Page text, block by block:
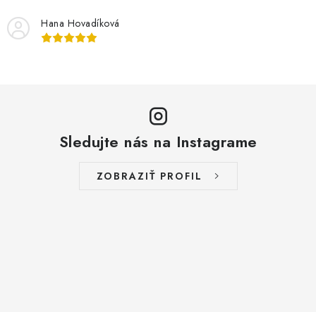
i
s
Hana Hovadíková
Sledujte nás na Instagrame
ZOBRAZIŤ PROFIL